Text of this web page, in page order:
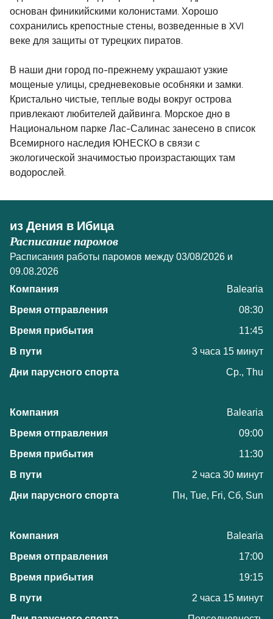
основан финикийскими колонистами. Хорошо
сохранились крепостные стены, возведенные в XVI
веке для защиты от турецких пиратов.
В наши дни город по-прежнему украшают узкие
мощеные улицы, средневековые особняки и замки.
Кристально чистые, теплые воды вокруг острова
привлекают любителей дайвинга. Морское дно в
Национальном парке Лас-Салинас занесено в список
Всемирного наследия ЮНЕСКО в связи с
экологической значимостью произрастающих там
водорослей.
из Дения в Ибица
Расписание паромов
Расписания работы паромов между 03/08/2026 и
09.08.2026
Balearia
08:30
11:45
3 часа 15 минут
Ср., Thu
Balearia
09:00
11:30
2 часа 30 минут
Пн, Tue, Fri, Сб, Sun
Balearia
17:00
19:15
2 часа 15 минут